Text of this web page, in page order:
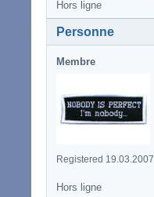
Hors ligne
Personne
Membre
Registered 19.03.2007
Hors ligne